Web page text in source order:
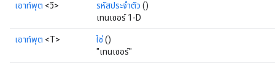
เอาท์พุต <วี> รหัสประจำตัว ()
เทนเซอร์ 1-D
เอาท์พุต <T> ใช่()
"เทนเซอร์"